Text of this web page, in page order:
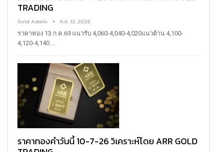
TRADING
Gold Admin ก.ค. 13, 2026
ราคาทอง 13 ก.ค.69 แนวรับ 4,060-4,040-4,020แนวต้าน 4,100-
4,120-4,140
ราคาทองคำวันนี้ 10-7-26 วิเคราะห์โดย ARR GOLD